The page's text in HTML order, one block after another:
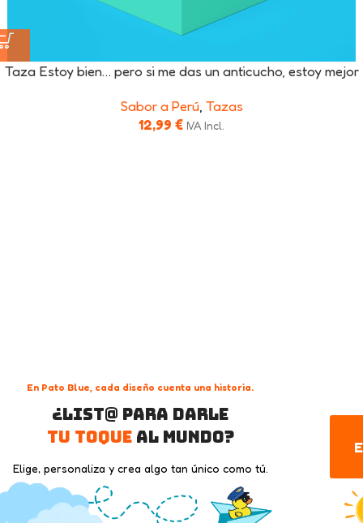
Taza Estoy bien… pero si me das un anticucho, estoy mejor
Sabor a Perú, Tazas
12,99 € IVA Incl.
En Pato Blue, cada diseño cuenta una historia.
¿List@ para darle
tu toqueal mundo?
Elige, personaliza y crea algo tan único como tú.